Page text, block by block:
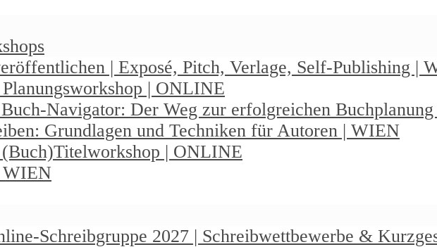
| Exposé, Pitch, Verlage, Self-Publishing |
| ONLINE
Navigator: Der Weg zur erfolgreichen
Grundlagen und Techniken für Autoren | WIEN
| ONLINE
WIEN
Schreibgruppe 2027 | Schreibwettbewerbe &